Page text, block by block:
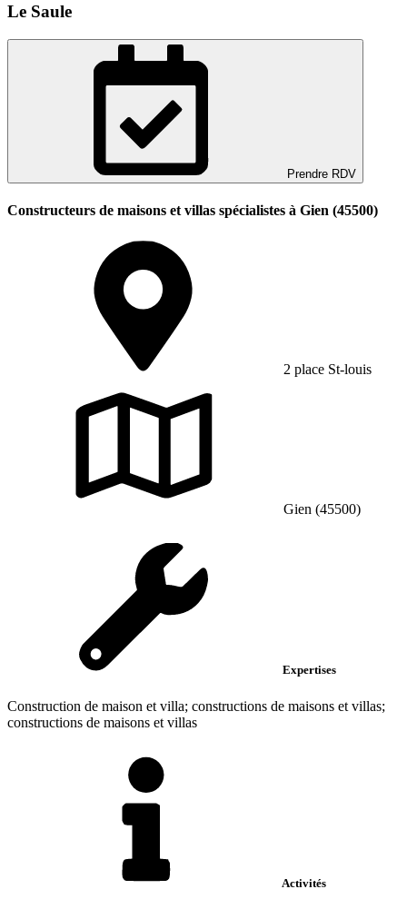
Le Saule
Prendre RDV
Constructeurs de maisons et villas spécialistes à Gien (45500)
2 place St-louis
Gien (45500)
Expertises
Construction de maison et villa; constructions de maisons et villas;
constructions de maisons et villas
Activités